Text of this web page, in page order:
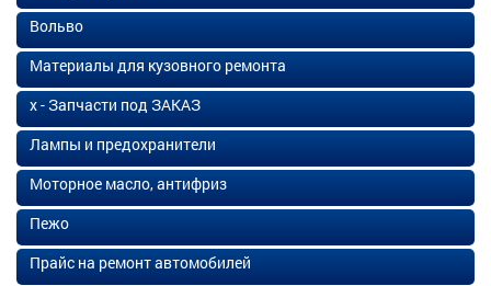
Вольво
Материалы для кузовного ремонта
х - Запчасти под ЗАКАЗ
Лампы и предохранители
Моторное масло, антифриз
Пежо
Прайс на ремонт автомобилей